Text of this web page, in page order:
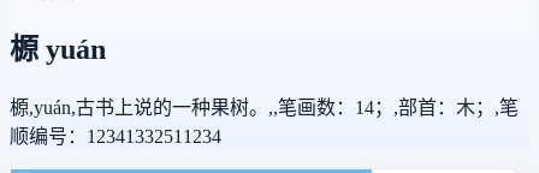
榞 yuán
榞,yuán,古书上说的一种果树。,,笔画数：14；,部首：木；,笔
顺编号：12341332511234